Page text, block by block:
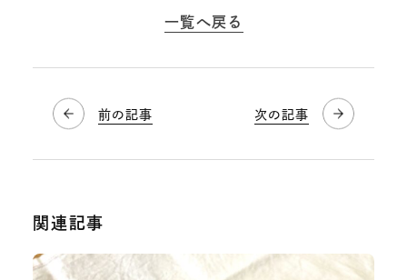
一覧へ戻る
前の記事 次の記事
関連記事